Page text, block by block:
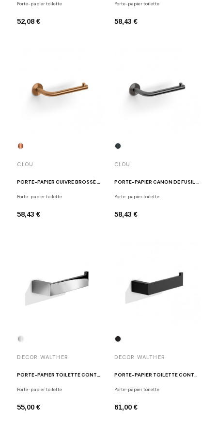
Porte-papier toilette
52,08 €
Porte-papier toilette
58,43 €
CLOU
PORTE-PAPIER CUIVRE BROSSÉ KALDUR
Porte-papier toilette
58,43 €
CLOU
PORTE-PAPIER CANON DE FUSIL KALDUR
Porte-papier toilette
58,43 €
DECOR WALTHER
PORTE-PAPIER TOILETTE CONTRACT CHROME
Porte-papier toilette
55,00 €
DECOR WALTHER
PORTE-PAPIER TOILETTE CONTRACT NOIR MAT
Porte-papier toilette
61,00 €